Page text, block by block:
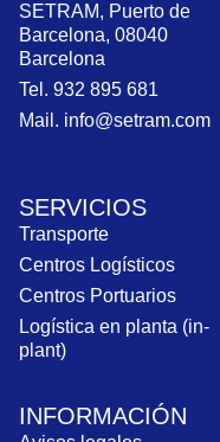
SETRAM, Puerto de
Barcelona, 08040
Barcelona
Tel. 932 895 681
Mail. info@setram.com
SERVICIOS
Transporte
Centros Logísticos
Centros Portuarios
Logística en planta (in-
plant)
INFORMACIÓN